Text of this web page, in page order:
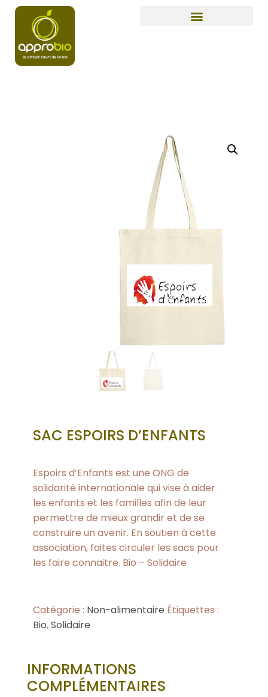
SAC ESPOIRS D’ENFANTS
Espoirs d’Enfants est une ONG de
solidarité internationale qui vise à aider
les enfants et les familles afin de leur
permettre de mieux grandir et de se
construire un avenir. En soutien à cette
association, faites circuler les sacs pour
les faire connaitre. Bio – Solidaire
Catégorie : Non-alimentaire Étiquettes :
Bio,Solidaire
INFORMATIONS
COMPLÉMENTAIRES